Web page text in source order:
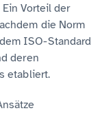
Vorteil der
die Norm
ISO-Standard
deren
etabliert.